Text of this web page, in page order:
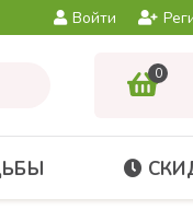
Войти
0